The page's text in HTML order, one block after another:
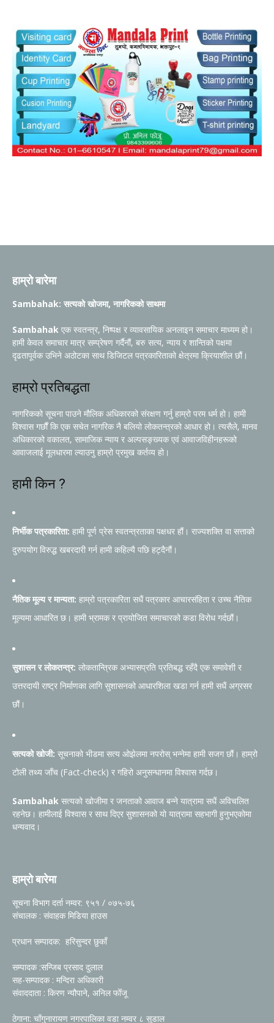
हाम्रो बारेमा
Sambahak: सत्यको खोजमा, नागरिकको साथमा
Sambahak एक स्वतन्त्र, निष्पक्ष र व्यावसायिक अनलाइन समाचार माध्यम हो।
हामी केवल समाचार मात्र सम्प्रेषण गर्दैनौं, बरु सत्य, न्याय र शान्तिको पक्षमा
दृढतापूर्वक उभिने अठोटका साथ डिजिटल पत्रकारिताको क्षेत्रमा क्रियाशील छौं।
हाम्रो प्रतिबद्धता
नागरिकको सूचना पाउने मौलिक अधिकारको संरक्षण गर्नु हाम्रो परम धर्म हो। हामी
विश्वास गर्छौं कि एक सचेत नागरिक नै बलियो लोकतन्त्रको आधार हो। त्यसैले, मानव
अधिकारको वकालत, सामाजिक न्याय र अल्पसङ्ख्यक एवं आवाजविहीनहरूको
आवाजलाई मूलधारमा ल्याउनु हाम्रो प्रमुख कर्तव्य हो।
हामी किन ?
निर्भीक पत्रकारिता: हामी पूर्ण प्रेस स्वतन्त्रताका पक्षधर हौं। राज्यशक्ति वा सत्ताको
दुरुपयोग विरुद्ध खबरदारी गर्न हामी कहिल्यै पछि हट्दैनौं।
नैतिक मूल्य र मान्यता: हाम्रो पत्रकारिता सधैं पत्रकार आचारसंहिता र उच्च नैतिक
मूल्यमा आधारित छ। हामी भ्रामक र प्रायोजित समाचारको कडा विरोध गर्दछौं।
सुशासन र लोकतन्त्र: लोकतान्त्रिक अभ्यासप्रति प्रतिबद्ध रहँदै एक समावेशी र
उत्तरदायी राष्ट्र निर्माणका लागि सुशासनको आधारशिला खडा गर्न हामी सधैं अग्रसर
छौं।
सत्यको खोजी: सूचनाको भीडमा सत्य ओझेलमा नपरोस् भन्नेमा हामी सजग छौं। हाम्रो
टोली तथ्य जाँच (Fact-check) र गहिरो अनुसन्धानमा विश्वास गर्दछ।
Sambahak सत्यको खोजीमा र जनताको आवाज बन्ने यात्रामा सधैं अविचलित
रहनेछ। हामीलाई विश्वास र साथ दिएर सुशासनको यो यात्रामा सहभागी हुनुभएकोमा
धन्यवाद।
हाम्रो बारेमा
सूचना विभाग दर्ता नम्वर: ९५१ / ०७५-७६
संचालक : संवाहक मिडिया हाउस
प्रधान सम्पादक: हरिसुन्दर छुकाँ
सम्पादक :सन्जिब प्रसाद दुलाल
सह-सम्पादक : मन्दिरा अधिकारी
संवाददाता : किरण न्यौपाने, अनिल फोँजू
ठेगाना: चाँगुनारायण नगरपालिका वडा नम्वर ८ सुडाल